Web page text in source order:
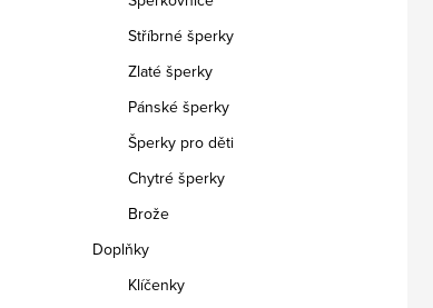
Stříbrné šperky
Zlaté šperky
Pánské šperky
Šperky pro děti
Chytré šperky
Brože
Doplňky
Klíčenky